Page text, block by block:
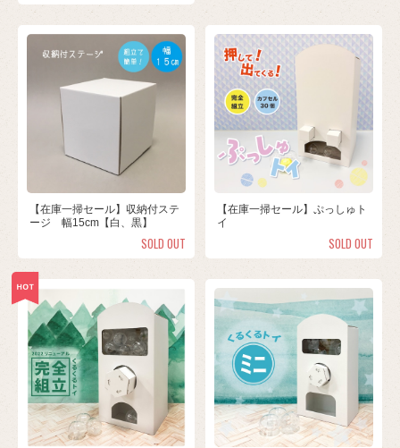
【在庫一掃セール】収納付ステ
ージ 幅15cm【白、黒】
SOLD OUT
【在庫一掃セール】ぷっしゅト
イ
SOLD OUT